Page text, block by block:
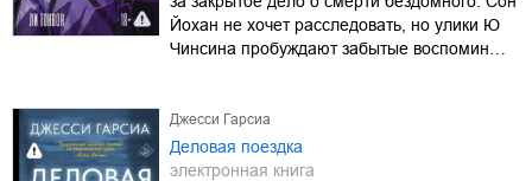
Йохан не хочет расследовать, но улики Ю
Чинсина пробуждают забытые воспомин…
Джесси Гарсиа
Деловая поездка
электронная книга